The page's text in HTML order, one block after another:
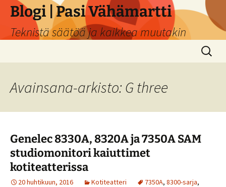
Siirry
sisältöön
Blogi | Pasi Vähämartti
Teknistä säätöä ja kaikkea muutakin
Haku:
Avainsana-arkisto: G three
Genelec 8330A, 8320A ja 7350A SAM
studiomonitori kaiuttimet
kotiteatterissa
20 huhtikuun, 2016 Kotiteatteri 7350A, 8300-sarja,